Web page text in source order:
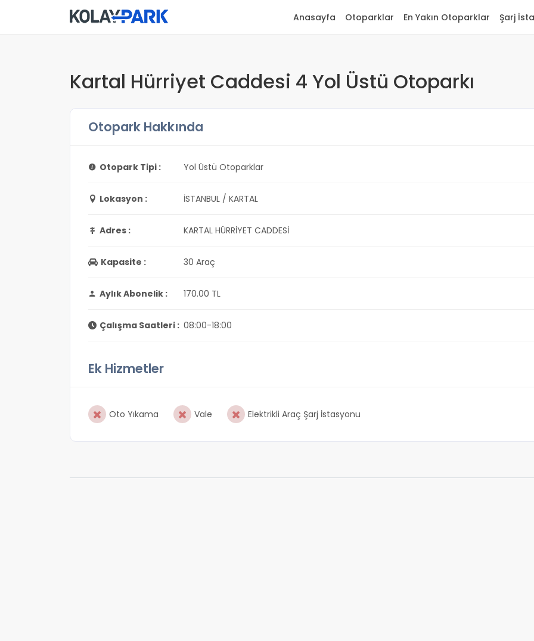
Anasayfa Otoparklar En Yakın Otoparklar Şarj
Kartal Hürriyet Caddesi 4 Yol Üstü Otoparkı
Otopark Hakkında
Otopark Tipi : Yol Üstü Otoparklar
Lokasyon : İSTANBUL / KARTAL
Adres : KARTAL HÜRRİYET CADDESİ
Kapasite : 30 Araç
Aylık Abonelik : 170.00 TL
Çalışma Saatleri : 08:00-18:00
Ek Hizmetler
Oto Yıkama Vale Elektrikli Araç Şarj İstasyonu